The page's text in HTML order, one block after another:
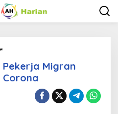
i
r
e
Migran
Corona